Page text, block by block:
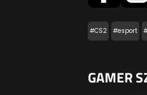
#CS2 #esport
GAMER